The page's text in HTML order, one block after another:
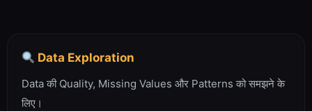
Data Exploration
Data की Quality, Missing Values और Patterns को समझने के
लिए।